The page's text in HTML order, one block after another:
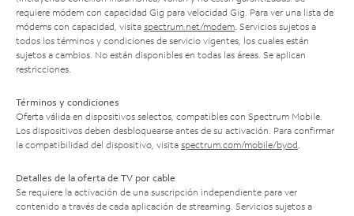
requiere módem con capacidad Gig para velocidad Gig. Para ver una lista de
módems con capacidad, visita spectrum.net/modem . Servicios sujetos a
todos los términos y condiciones de servicio vigentes, los cuales están
sujetos a cambios. No están disponibles en todas las áreas. Se aplican
restricciones.
Términos y condiciones
Oferta válida en dispositivos selectos, compatibles con Spectrum Mobile.
Los dispositivos deben desbloquearse antes de su activación. Para confirmar
la compatibilidad del dispositivo, visita spectrum.com/mobile/byod
Detalles de la oferta de TV por cable
Se requiere la activación de una suscripción independiente para ver
contenido a través de cada aplicación de streaming. Servicios sujetos a